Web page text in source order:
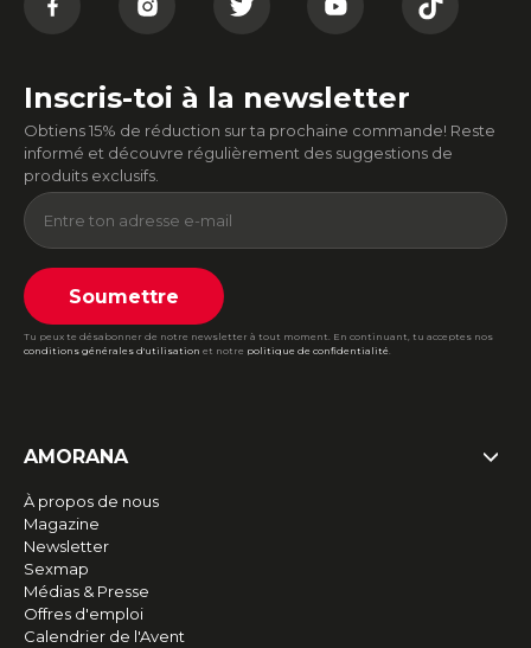
Inscris-toi à la newsletter
Obtiens 15% de réduction sur ta prochaine commande! Reste
informé et découvre régulièrement des suggestions de
produits exclusifs.
Soumettre
Tu peux te désabonner de notre newsletter à tout moment. En continuant, tu acceptes nos
conditions générales d'utilisation et notre politique de confidentialité.
AMORANA
À propos de nous
Magazine
Newsletter
Sexmap
Médias & Presse
Offres d'emploi
Calendrier de l'Avent